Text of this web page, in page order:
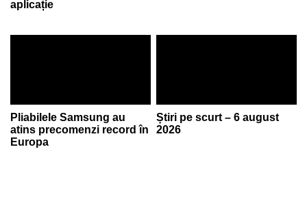
aplicație
Pliabilele Samsung au
atins precomenzi record în
Europa
Știri pe scurt – 6 august
2026